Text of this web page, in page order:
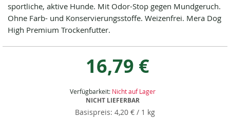
sportliche, aktive Hunde. Mit Odor-Stop gegen Mundgeruch.
Ohne Farb- und Konservierungsstoffe. Weizenfrei. Mera Dog
High Premium Trockenfutter.
16,79 €
4,20 € / 1 kg
Verfügbarkeit: Nicht auf Lager
NICHT LIEFERBAR